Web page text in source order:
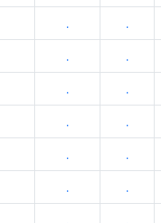
. .
. .
. .
. .
. .
. .